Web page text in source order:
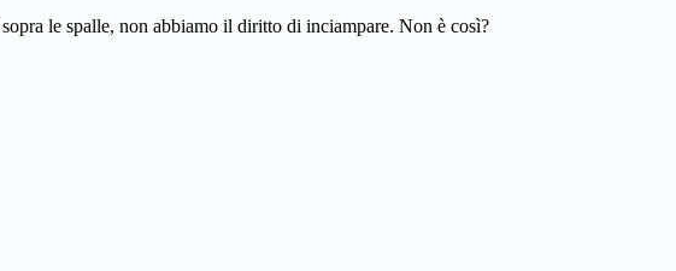
le spalle, non abbiamo il diritto di inciampare. Non è così?